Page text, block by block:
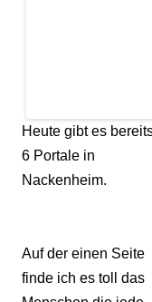
Heute gibt es
6 Portale in
Nackenheim.
Auf der einen Seite
finde ich es toll das